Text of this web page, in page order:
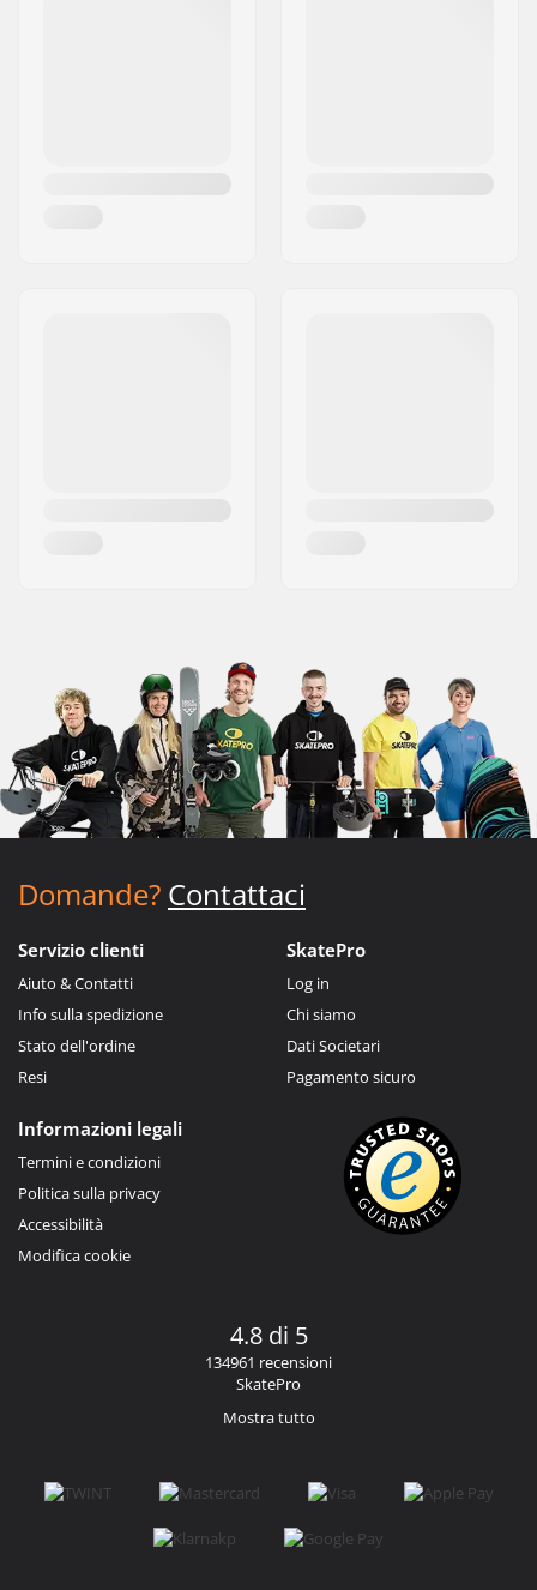
Domande? Contattaci
Servizio clienti
Aiuto & Contatti
Info sulla spedizione
Stato dell'ordine
Resi
SkatePro
Log in
Chi siamo
Dati Societari
Pagamento sicuro
Informazioni legali
Termini e condizioni
Politica sulla privacy
Accessibilità
Modifica cookie
4.8 di 5
134961 recensioni
SkatePro
Mostra tutto